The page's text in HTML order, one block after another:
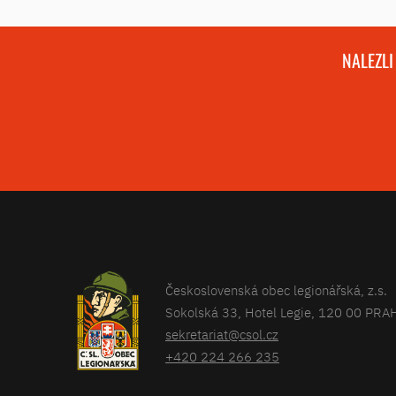
Československá obec legionářská, z.s.
Sokolská 33, Hotel Legie, 120 00
sekretariat@csol.cz
+420 224 266 235